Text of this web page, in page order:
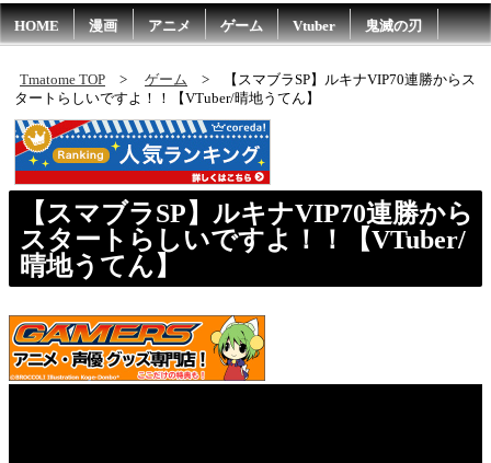
HOME 漫画 アニメ ゲーム Vtuber 鬼滅の刃
Tmatome TOP ゲーム
【スマブラSP】ルキナVIP70連勝からス
タートらしいですよ！！【VTuber/晴地うてん】
【スマブラSP】ルキナVIP70連勝から
スタートらしいですよ！！【VTuber/
晴地うてん】